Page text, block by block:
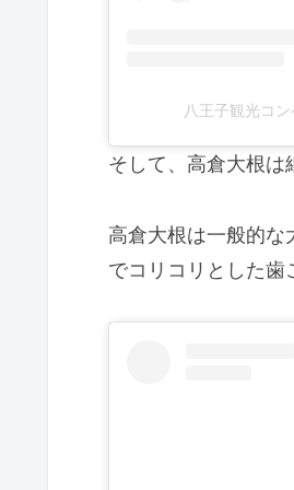
八王子観光コ
そして、高倉大根は
高倉大根は一般的な
でコリコリとした歯